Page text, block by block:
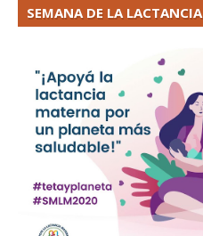
SEMANA DE LA LACTANCIA